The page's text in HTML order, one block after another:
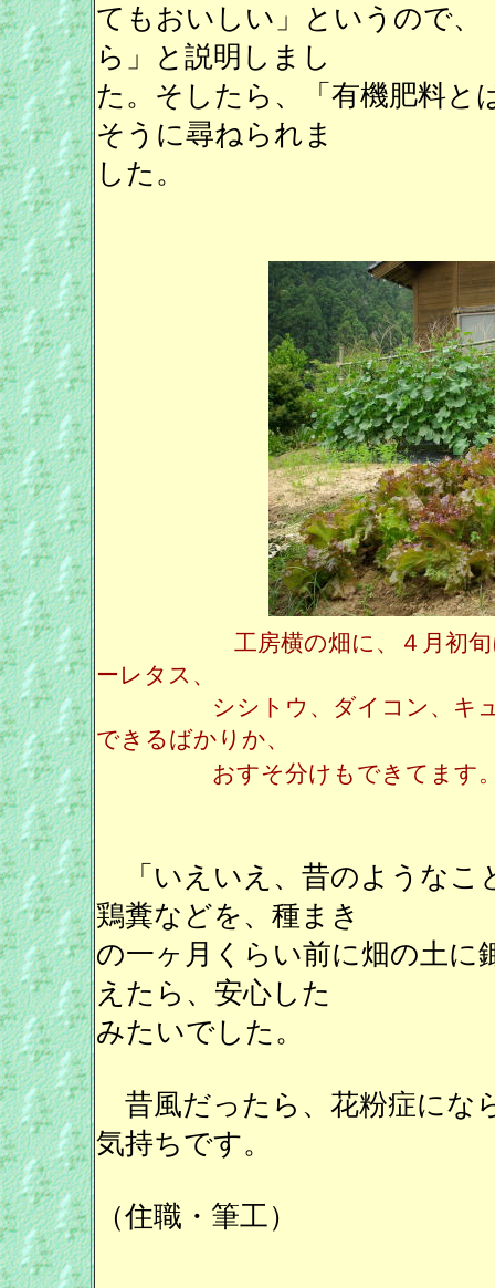
てもおいしい」というので、
ら」と説明しまし
た。そしたら、「有機肥料と
そうに尋ねられま
した。
工房横の畑に、４月初
ーレタス、
シシトウ、ダイコン、キュウ
できるばかりか、
おすそ分けもできてます
「いえいえ、昔のようなこ
鶏糞などを、種まき
の一ヶ月くらい前に畑の土に
えたら、安心した
みたいでした。
昔風だったら、花粉症にな
気持ちです。
（住職・筆工）